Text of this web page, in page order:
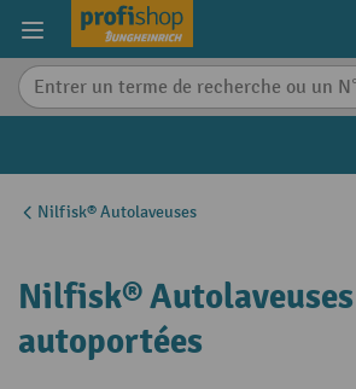
content
Nilfisk® Autolaveuses
Nilfisk® Autolaveuses
autoportées